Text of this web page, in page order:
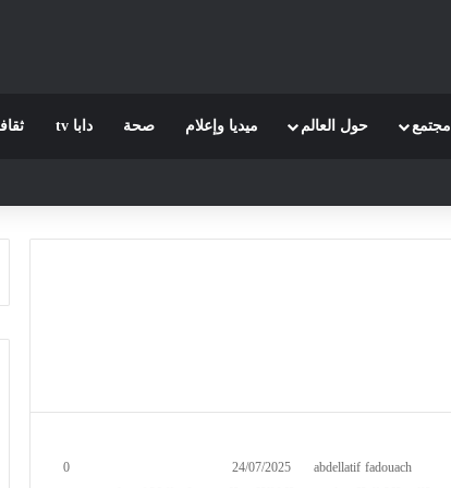
مجتمع حول العالم ميديا وإعلام صحة دابا tv
abdellatif fadouach
24/07/2025
0